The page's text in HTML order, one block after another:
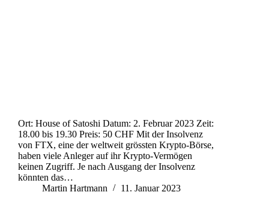
Ort: House of Satoshi Datum: 2. Februar 2023 Zeit:
18.00 bis 19.30 Preis: 50 CHF Mit der Insolvenz
von FTX, eine der weltweit grössten Krypto-Börse,
haben viele Anleger auf ihr Krypto-Vermögen
keinen Zugriff. Je nach Ausgang der Insolvenz
könnten das…
Martin Hartmann
11. Januar 2023